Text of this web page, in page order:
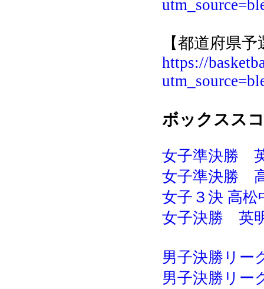
【都道府県
https://
ボックスス
女子準決勝
女子準決勝
女子３決 高松
女子決勝 英
男子決勝リ
男子決勝リ